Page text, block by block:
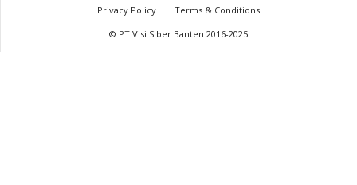
Privacy Policy
Terms & Conditions
© PT Visi Siber Banten 2016-2025